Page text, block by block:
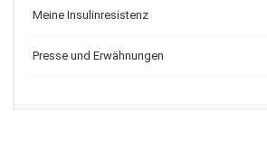
Meine Insulinresistenz
Presse und Erwähnungen